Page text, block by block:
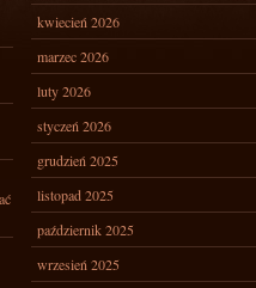
kwiecień 2026
marzec 2026
luty 2026
styczeń 2026
grudzień 2025
listopad 2025
październik 2025
wrzesień 2025